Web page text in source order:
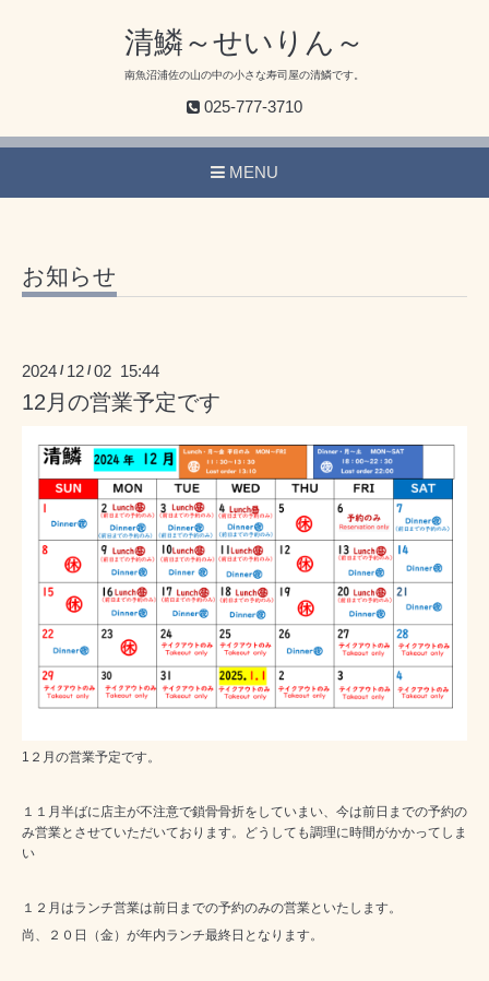
清鱗～せいりん～
南魚沼浦佐の山の中の小さな寿司屋の清鱗です。
025-777-3710
MENU
お知らせ
2024 / 12 /02 15:44
12月の営業予定です
1２月の営業予定です。
１１月半ばに店主が不注意で鎖骨骨折をしていまい、今は前日までの予約の
み営業とさせていただいております。どうしても調理に時間がかかってしま
い
１２月はランチ営業は前日までの予約のみの営業といたします。
尚、２０日（金）が年内ランチ最終日となります。